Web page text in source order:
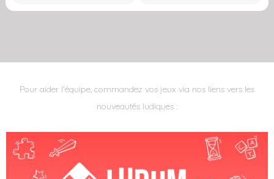
Pour aider l'équipe, commandez vos jeux via nos liens vers les
nouveautés ludiques :